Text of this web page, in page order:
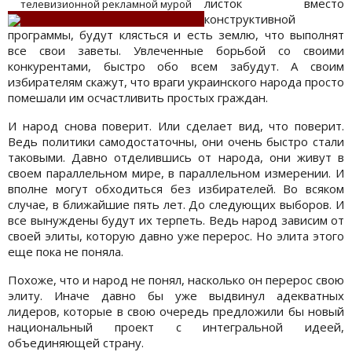
телевизионной рекламной мурой
листок вместо
конструктивной
программы, будут клясться и есть землю, что выполнят
все свои заветы. Увлеченные борьбой со своими
конкурентами, быстро обо всем забудут. А своим
избирателям скажут, что враги украинского народа просто
помешали им осчастливить простых граждан.
И народ снова поверит. Или сделает вид, что поверит.
Ведь политики самодостаточны, они очень быстро стали
таковыми. Давно отделившись от народа, они живут в
своем параллельном мире, в параллельном измерении. И
вполне могут обходиться без избирателей. Во всяком
случае, в ближайшие пять лет. До следующих выборов. И
все вынуждены будут их терпеть. Ведь народ зависим от
своей элиты, которую давно уже перерос. Но элита этого
еще пока не поняла.
Похоже, что и народ не понял, насколько он перерос свою
элиту. Иначе давно бы уже выдвинул адекватных
лидеров, которые в свою очередь предложили бы новый
национальный проект с интегральной идеей,
объединяющей страну.